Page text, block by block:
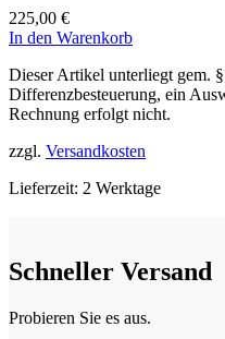
225,00 €
In den Warenkorb
Dieser Artikel unterliegt gem.
Differenzbesteuerung, ein
Rechnung erfolgt nicht.
zzgl. Versandkosten
Lieferzeit: 2 Werktage
Schneller Versand
Probieren Sie es aus.